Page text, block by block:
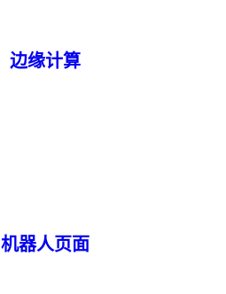
边缘计算
机器人页面